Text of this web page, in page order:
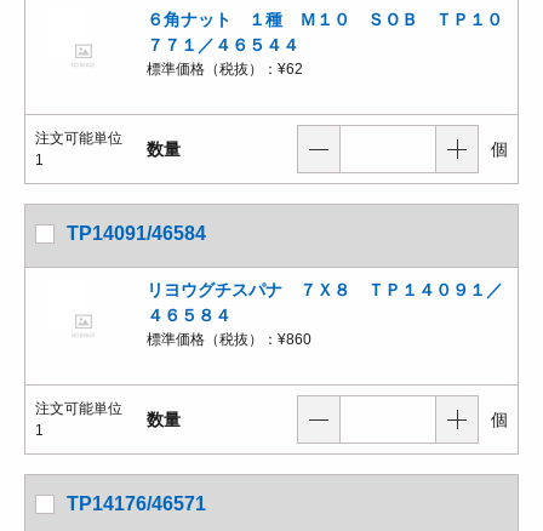
６角ナット １種 Ｍ１０ ＳＯＢ ＴＰ１０
７７１／４６５４４
標準価格（税抜）： ¥62
注文可能単位
1
数量 個
TP14091/46584
リヨウグチスパナ ７Ｘ８ ＴＰ１４０９１／
４６５８４
標準価格（税抜）： ¥860
注文可能単位
1
数量 個
TP14176/46571